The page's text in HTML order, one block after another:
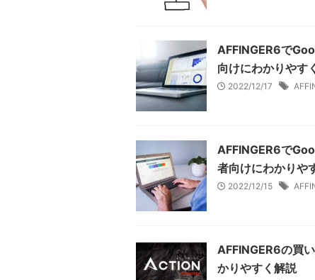
AFFINGER6で
向けにわかりやす
2022/12/17
AFFINGER6で
者向けにわかりや
2022/12/15
AFFINGER6の買
かりやすく解説